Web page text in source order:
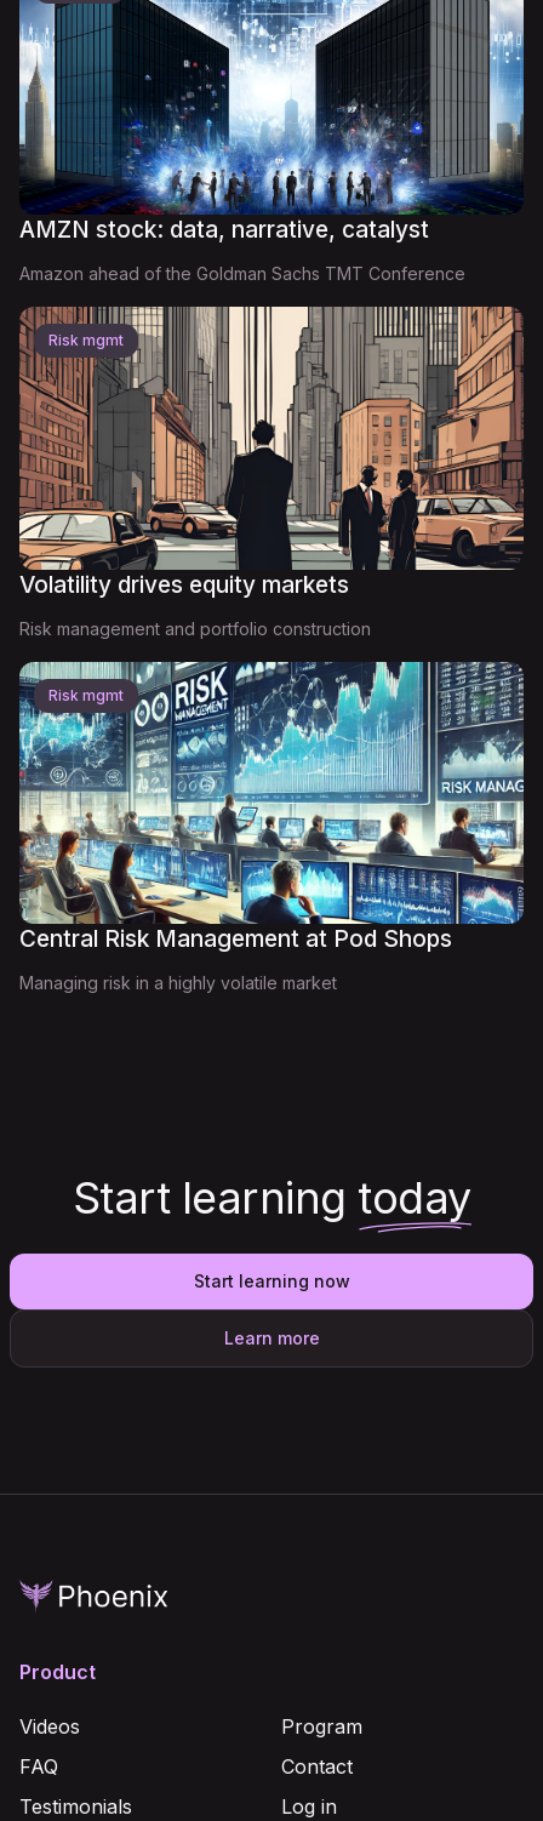
AMZN stock: data, narrative, catalyst
Amazon ahead of the Goldman Sachs TMT Conference
Risk mgmt
Volatility drives equity markets
Risk management and portfolio construction
Risk mgmt
Central Risk Management at Pod Shops
Managing risk in a highly volatile market
Start learning today
Start learning now
Learn more
Product
Videos
FAQ
Testimonials
Program
Contact
Log in